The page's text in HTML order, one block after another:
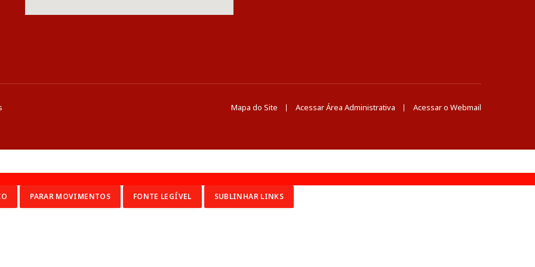
Mapa do Site Acessar Área Administrativa Acessar o Webmail
PARAR MOVIMENTOS FONTE LEGÍVEL SUBLINHAR LINKS